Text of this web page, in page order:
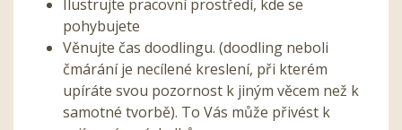
Ilustrujte pracovní prostředí, kde se
pohybujete
Věnujte čas doodlingu. (doodling neboli
čmárání je necílené kreslení, při kterém
upíráte svou pozornost k jiným věcem než k
samotné tvorbě). To Vás může přivést k